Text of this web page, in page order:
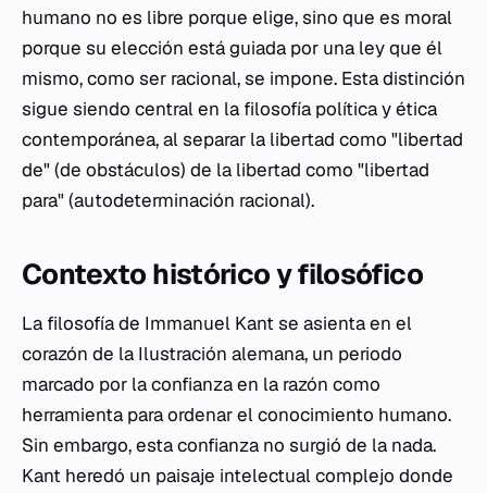
humano no es libre porque elige, sino que es moral
porque su elección está guiada por una ley que él
mismo, como ser racional, se impone. Esta distinción
sigue siendo central en la filosofía política y ética
contemporánea, al separar la libertad como "libertad
de" (de obstáculos) de la libertad como "libertad
para" (autodeterminación racional).
Contexto histórico y filosófico
La filosofía de Immanuel Kant se asienta en el
corazón de la Ilustración alemana, un periodo
marcado por la confianza en la razón como
herramienta para ordenar el conocimiento humano.
Sin embargo, esta confianza no surgió de la nada.
Kant heredó un paisaje intelectual complejo donde